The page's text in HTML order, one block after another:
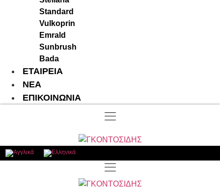
Standard
Vulkoprin
Emrald
Sunbrush
Bada
ΕΤΑΙΡΕΙΑ
ΝΕΑ
ΕΠΙΚΟΙΝΩΝΙΑ